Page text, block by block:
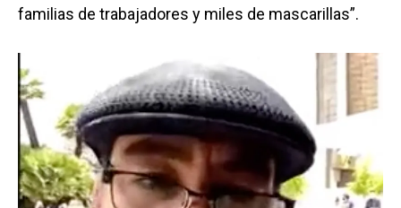
familias de trabajadores y miles de mascarillas”.